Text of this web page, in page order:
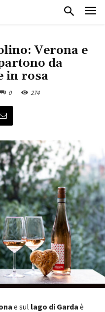
Verona e
da
in rosa
0 274
e sul lago di Garda è